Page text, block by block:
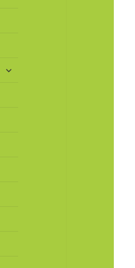
submenu